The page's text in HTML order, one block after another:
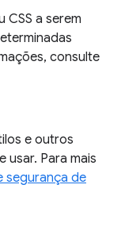
CSS a serem
consulte
e outros
usar. Para mais
segurança de